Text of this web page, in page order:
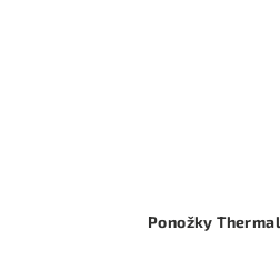
Ponožky Thermal